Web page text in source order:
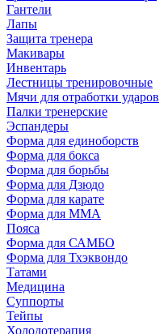
Гантели
Лапы
Защита тренера
Макивары
Инвентарь
Лестницы тренировочные
Мячи для отработки ударов
Палки тренерские
Эспандеры
Форма для единоборств
Форма для бокса
Форма для борьбы
Форма для Дзюдо
Форма для карате
Форма для MMA
Пояса
Форма для САМБО
Форма для Тхэквондо
Татами
Медицина
Суппорты
Тейпы
Холодотерапия